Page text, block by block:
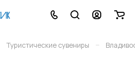
Туристические сувениры –